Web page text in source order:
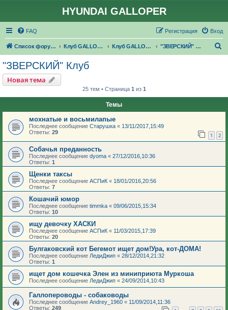
HYUNDAI GALLOPER
FAQ Вход
Регистрация
Список форумов Клуб GALLOPER.RU Клуб GALLOPER.RU "ЗВЕРСКИЙ" Клуб
"ЗВЕРСКИЙ" Клуб
Новая тема
25 тем • Страница 1 из 1
Темы
мохнатые и восьмилапые
Последнее сообщение Старушка « 13/11/2017,15:49
Ответы: 29 1 2
Собачья преданность
Последнее сообщение dyoma « 27/12/2016,10:36
Ответы: 1
Щенки таксы
Последнее сообщение АСПиК « 18/01/2016,20:56
Ответы: 7
Кошачий юмор
Последнее сообщение timmka « 09/06/2015,15:34
Ответы: 10
ищу девочку ХАСКИ
Последнее сообщение АСПиК « 11/03/2015,17:39
Ответы: 20
Булгаковский кот Бегемот ищет дом!Ура, кот-ДОМА!
Последнее сообщение ЛедиДжип « 28/12/2014,21:32
Ответы: 1
ищет дом кошечка Элен из миниприюта Муркоша
Последнее сообщение ЛедиДжип « 24/09/2014,10:43
Галлопероводы - собаководы
Последнее сообщение Andrey_1960 « 11/09/2014,11:36
Ответы: 249